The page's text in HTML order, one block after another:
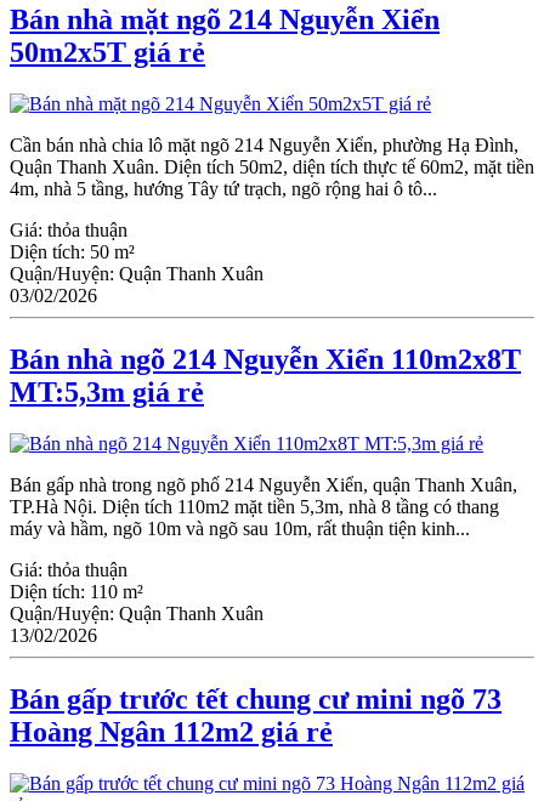
Bán nhà mặt ngõ 214 Nguyễn Xiển
50m2x5T giá rẻ
Cần bán nhà chia lô mặt ngõ 214 Nguyễn Xiển, phường Hạ Đình,
Quận Thanh Xuân. Diện tích 50m2, diện tích thực tế 60m2, mặt tiền
4m, nhà 5 tầng, hướng Tây tứ trạch, ngõ rộng hai ô tô...
Giá: thỏa thuận
Diện tích: 50 m²
Quận/Huyện: Quận Thanh Xuân
03/02/2026
Bán nhà ngõ 214 Nguyễn Xiển 110m2x8T
MT:5,3m giá rẻ
Bán gấp nhà trong ngõ phố 214 Nguyễn Xiển, quận Thanh Xuân,
TP.Hà Nội. Diện tích 110m2 mặt tiền 5,3m, nhà 8 tầng có thang
máy và hầm, ngõ 10m và ngõ sau 10m, rất thuận tiện kinh...
Giá: thỏa thuận
Diện tích: 110 m²
Quận/Huyện: Quận Thanh Xuân
13/02/2026
Bán gấp trước tết chung cư mini ngõ 73
Hoàng Ngân 112m2 giá rẻ